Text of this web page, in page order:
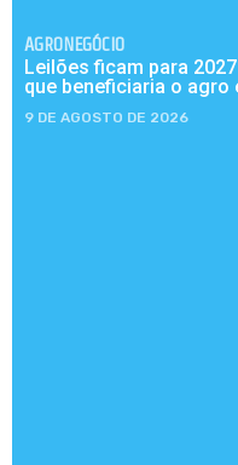
AGRONEGÓCIO
Leilões ficam para
que beneficiaria o agro
9 DE AGOSTO DE 2026